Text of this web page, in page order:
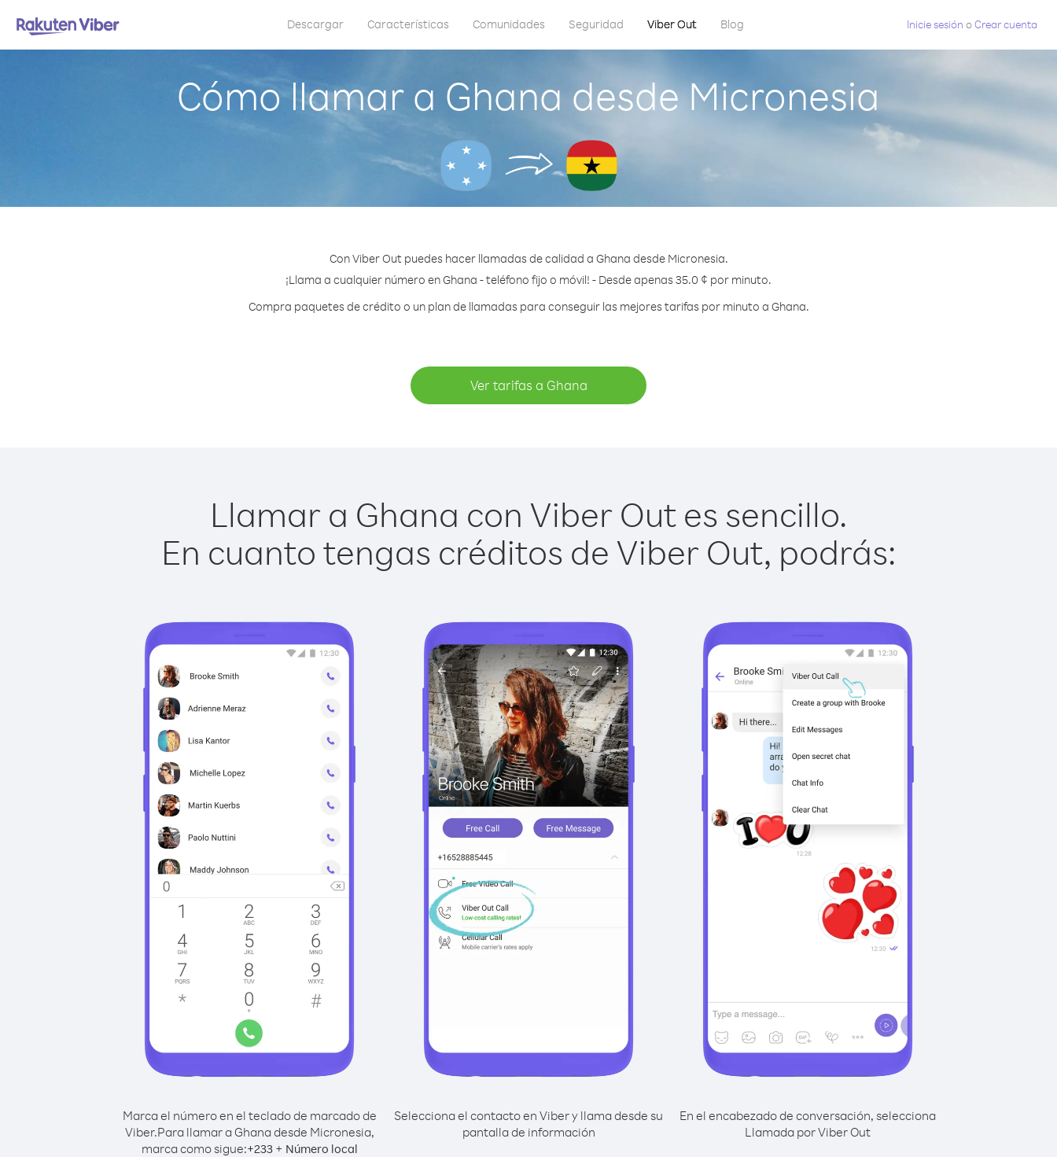
Descargar Características Comunidades Seguridad Viber Out Blog Inicie sesión oCrear cuenta
Cómo llamar a Ghana desde Micronesia
Con Viber Out puedes hacer llamadas de calidad a Ghana desde Micronesia.
¡Llama a cualquier número en Ghana - teléfono fijo o móvil! - Desde apenas 35.0 ¢ por minuto.
Compra paquetes de crédito o un plan de llamadas para conseguir las mejores tarifas por minuto a Ghana.
Ver tarifas a Ghana
Llamar a Ghana con Viber Out es sencillo.
En cuanto tengas créditos de Viber Out, podrás:
Marca el número en el teclado de marcado de
Viber.Para llamar a Ghana desde Micronesia,
marca como sigue:+233+ Número local
Selecciona el contacto en Viber y llama desde su
pantalla de información
En el encabezado de conversación, selecciona
Llamada por Viber Out